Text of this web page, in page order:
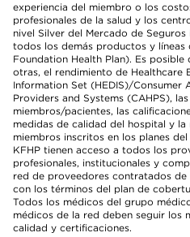
experiencia del miembro o los
profesionales de la salud y los
nivel Silver del Mercado de
todos los demás productos y líneas
Foundation Health Plan). Es posible
otras, el rendimiento de Healthcare
Information Set (HEDIS)/Consumer
Providers and Systems (CAHPS),
miembros/pacientes, las
medidas de calidad del hospital y
miembros inscritos en los planes
KFHP tienen acceso a todos los
profesionales, institucionales y
red de proveedores contratados de
con los términos del plan de
Todos los médicos del grupo
médicos de la red deben seguir los
calidad y certificaciones.